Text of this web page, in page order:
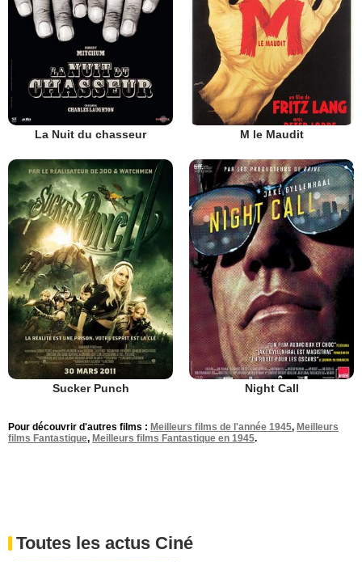
La Nuit du chasseur M le Maudit
Sucker Punch Night Call
Pour découvrir d'autres films : Meilleurs films de l'année 1945, Meilleurs
films Fantastique, Meilleurs films Fantastique en 1945.
Toutes les actus Ciné